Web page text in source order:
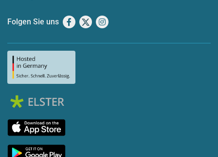
Folgen Sie uns Facebook
X Instagram